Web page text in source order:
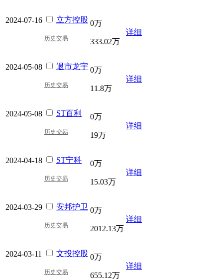
2024-07-16 立方控股
历史交易
0万
333.02万
详细
2024-05-08 退市龙宇
历史交易
0万
11.8万
详细
2024-05-08 ST百利
历史交易
0万
19万
详细
2024-04-18 ST宁科
历史交易
0万
15.03万
详细
2024-03-29 安邦护卫
历史交易
0万
2012.13万
详细
2024-03-11 文投控股
历史交易
0万
655.12万
详细